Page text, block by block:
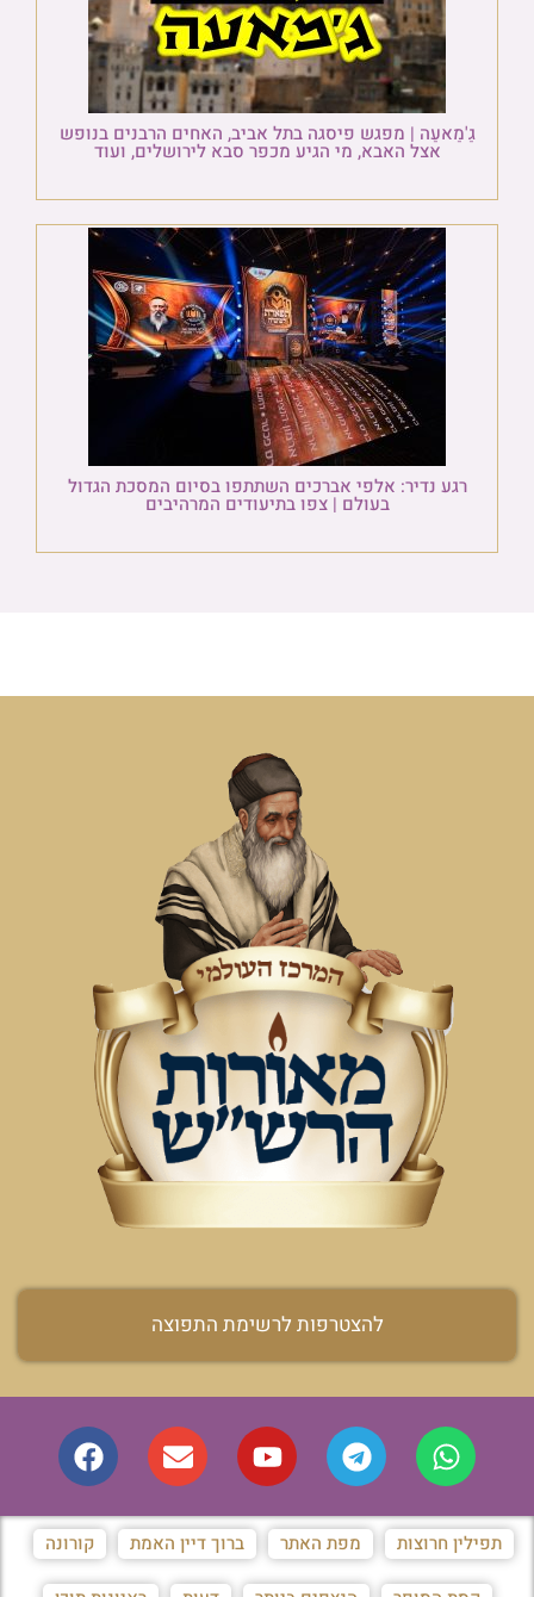
גַ'מַאעַה | מפגש פיסגה בתל אביב, האחים הרבנים בנופש
אצל האבא, מי הגיע מכפר סבא לירושלים, ועוד
רגע נדיר: אלפי אברכים השתתפו בסיום המסכת הגדול
בעולם | צפו בתיעודים המרהיבים
להצטרפות לרשימת התפוצה
תפילין חרוצות מפת האתר ברוך דיין האמת קורונה